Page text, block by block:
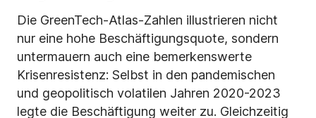
Die GreenTech-Atlas-Zahlen illustrieren nicht
nur eine hohe Beschäftigungsquote, sondern
untermauern auch eine bemerkenswerte
Krisenresistenz: Selbst in den pandemischen
und geopolitisch volatilen Jahren 2020-2023
legte die Beschäftigung weiter zu. Gleichzeitig